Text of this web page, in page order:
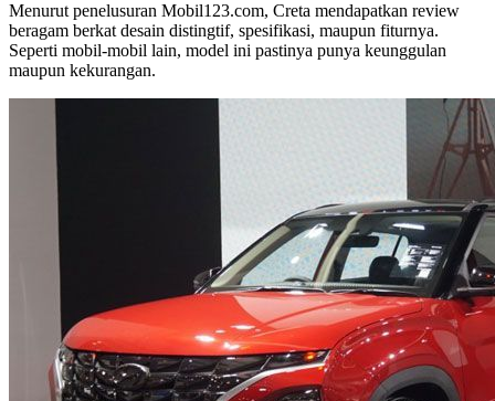
Menurut penelusuran Mobil123.com, Creta mendapatkan review
beragam berkat desain distingtif, spesifikasi, maupun fiturnya.
Seperti mobil-mobil lain, model ini pastinya punya keunggulan
maupun kekurangan.